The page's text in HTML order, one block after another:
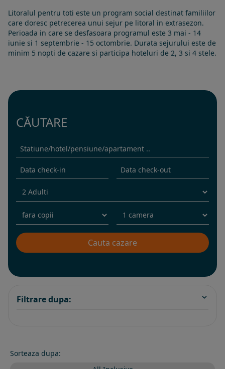
Litoralul pentru toti este un program social destinat familiilor
care doresc petrecerea unui sejur pe litoral in extrasezon.
Perioada in care se desfasoara programul este 3 mai - 14
iunie si 1 septembrie - 15 octombrie. Durata sejurului este de
minim 5 nopti de cazare si participa hoteluri de 2, 3 si 4 stele.
CĂUTARE
Filtrare dupa:
Sorteaza dupa: